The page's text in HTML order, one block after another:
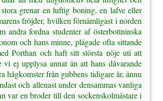
grenar en luftig boning, en lafve eller
fröjder, hvilken förnämligast i norden
fordna studenter af österbottninska
och hans minne, plägade ofta sittande
Porthan och haft sitt största nöje uti att
vi ej upplysa annat än att hans dåvarande
hågkomster från gubbens tidigare år, ännu
och allenast under densammas vanliga
var en broder till den sockenskolmästare i